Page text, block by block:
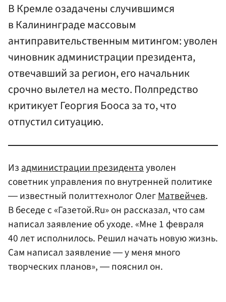
В Кремле озадачены случившимся
в Калининграде массовым
антиправительственным митингом: уволен
чиновник администрации президента,
отвечавший за регион, его начальник
срочно вылетел на место. Полпредство
критикует Георгия Бооса за то, что
отпустил ситуацию.
Из администрации президентауволен
советник управления по внутренней политике
― известный политтехнолог ОлегМатвейчев.
В беседе с «Газетой.Ru» он рассказал, что сам
написал заявление об уходе. «Мне 1 февраля
40 лет исполнилось. Решил начать новую жизнь.
Сам написал заявление ― у меня много
творческих планов», ― пояснил он.